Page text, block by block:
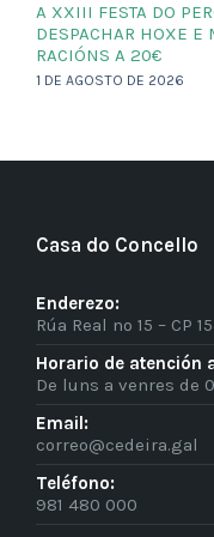
A XXIII FESTA DO
DESPACHAR HOXE
RACIÓNS A 20€
1 DE AGOSTO DE 2026
Casa do Concello
Enderezo:
Rúa Real nº 15 – CP
Horario de atención
De luns a venres de
Email:
correo@cedeira.gal
Teléfono:
981 480 000